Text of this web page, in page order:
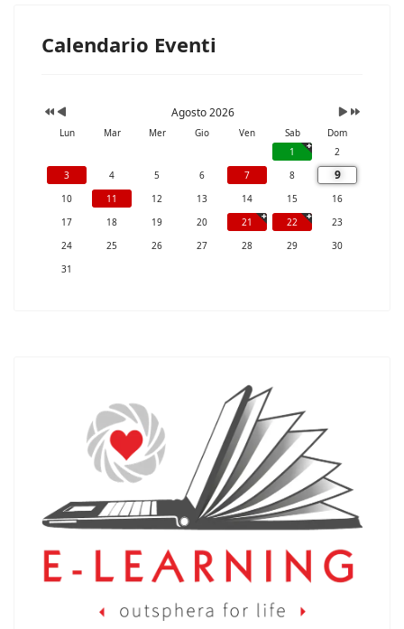
Calendario Eventi
Agosto 2026
Lun Mar Mer Gio Ven Sab
Dom
1
2
3
4 5 6 7 8 9
10 11 12 13 14 15
16
17
18 19 20 21 22
23
24
25 26 27 28 29
30
31